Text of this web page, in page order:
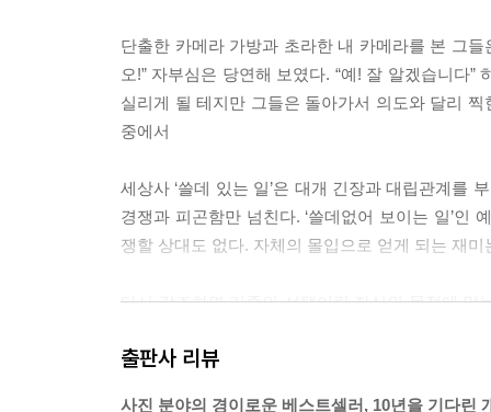
단출한 카메라 가방과 초라한 내 카메라를 본 그
오!” 자부심은 당연해 보였다. “예! 잘 알겠습니다
실리게 될 테지만 그들은 돌아가서 의도와 달리
중에서
세상사 ‘쓸데 있는 일’은 대개 긴장과 대립관계를
경쟁과 피곤함만 넘친다. ‘쓸데없어 보이는 일’인
쟁할 상대도 없다. 자체의 몰입으로 얻게 되는 재
다시 강조하면 기종의 선택이란 자신의 목적에 맞
연하게 대처하는 방법은 하나다. 신제품을 갖고
---「카메라와 오디오와 자동차」중에서
출판사 리뷰
사진 분야의 경이로운 베스트셀러, 10년을 기다린